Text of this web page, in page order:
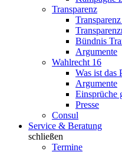
Transparenz
Bündnis
Argumente
Wahlrecht 16
Was ist das
Argumente
Einsprüche
Presse
Consul
Service & Beratung
schließen
Termine